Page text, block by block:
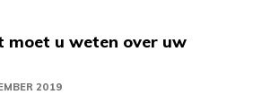
moet u weten over uw
2019